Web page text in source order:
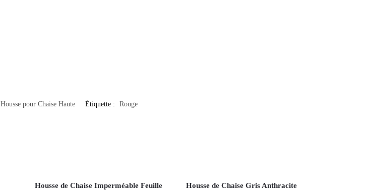
Housse pour Chaise Haute Étiquette : Rouge
Housse de Chaise Imperméable Feuille
Housse de Chaise Gris Anthracite